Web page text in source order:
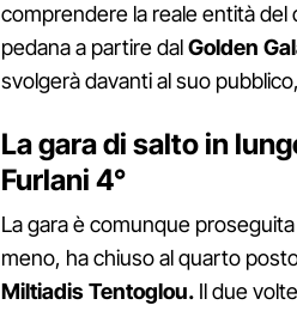
comprendere la reale entità
pedana a partire dalGolden
svolgerà davanti al suo
La gara di salto in
Furlani 4°
La gara è comunque
meno, ha chiuso al quarto
Miltiadis Tentoglou. Il due